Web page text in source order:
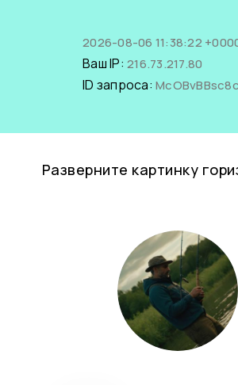
2026-08-06 11:38:22
Ваш IP: 216.73.217.80
ID запроса:
Разверните картинку